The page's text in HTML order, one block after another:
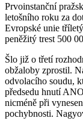
Prvoinstanční
letošního roku za
Evropské unie
peněžitý trest 500
Šlo již o třetí
obžaloby zprostil.
odvolacího soudu,
předsedu hnutí
nicméně při
pochybnosti.